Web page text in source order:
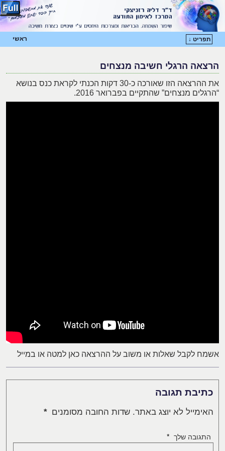
ראשי
תפריט ↓
הרצאה הרגלי חשיבה מנצחים
את ההרצאה הזו שאורכה כ-30 דקות הכנתי לקראת כנס בנושא
“הרגלים מנצחים” שהתקיים בפברואר 2016.
אשמח לקבל שאלות או משוב על ההרצאה כאן למטה או במייל
כתיבת תגובה
האימייל לא יוצג באתר. שדות החובה מסומנים *
התגובה שלך *